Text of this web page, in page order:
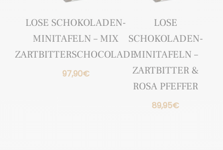
LOSE SCHOKOLADEN-
MINITAFELN – MIX
ZARTBITTERSCHOCOLADE
97,90€
LOSE
SCHOKOLADEN-
MINITAFELN –
ZARTBITTER &
ROSA PFEFFER
89,95€